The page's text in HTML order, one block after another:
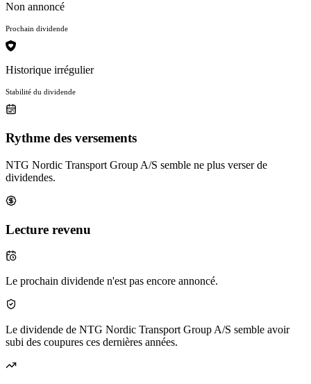
Non annoncé
Prochain dividende
Historique irrégulier
Stabilité du dividende
Rythme des versements
NTG Nordic Transport Group A/S semble ne plus verser de
dividendes.
Lecture revenu
Le prochain dividende n'est pas encore annoncé.
Le dividende de NTG Nordic Transport Group A/S semble avoir
subi des coupures ces dernières années.